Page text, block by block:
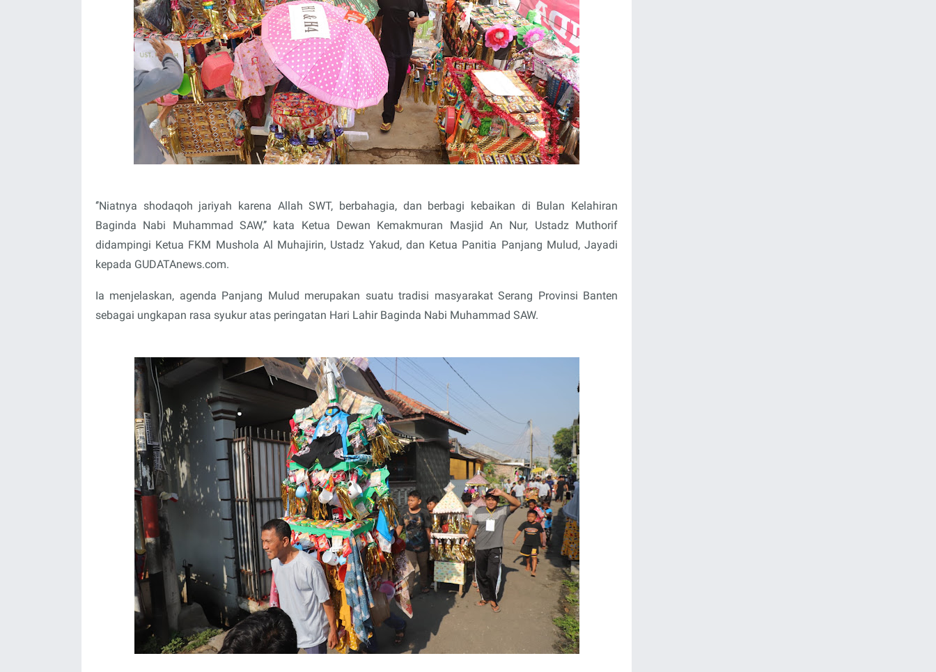
‘’Niatnya shodaqoh jariyah karena Allah SWT, berbahagia, dan berbagi kebaikan di Bulan Kelahiran
Baginda Nabi Muhammad SAW,’’ kata Ketua Dewan Kemakmuran Masjid An Nur, Ustadz Muthorif
didampingi Ketua FKM Mushola Al Muhajirin, Ustadz Yakud, dan Ketua Panitia Panjang Mulud, Jayadi
kepada GUDATAnews.com.
Ia menjelaskan, agenda Panjang Mulud merupakan suatu tradisi masyarakat Serang Provinsi Banten
sebagai ungkapan rasa syukur atas peringatan Hari Lahir Baginda Nabi Muhammad SAW.